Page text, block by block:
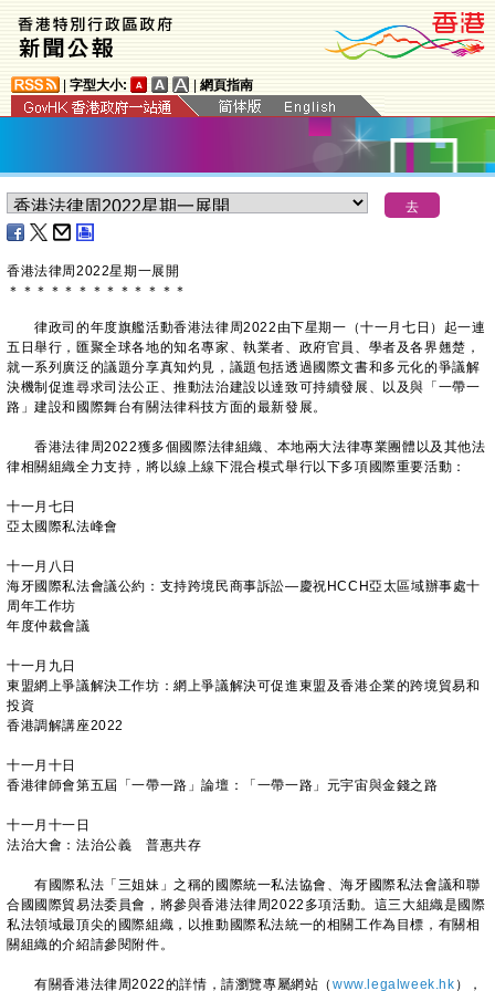
字型大小: 網頁指南
香港法律周2022星期一展開
＊ ＊ ＊ ＊ ＊ ＊ ＊ ＊ ＊ ＊ ＊ ＊ ＊
律政司的年度旗艦活動香港法律周2022由下星期一（十一月七日）起一連
五日舉行，匯聚全球各地的知名專家、執業者、政府官員、學者及各界翹楚，
就一系列廣泛的議題分享真知灼見，議題包括透過國際文書和多元化的爭議解
決機制促進尋求司法公正、推動法治建設以達致可持續發展、以及與「一帶一
路」建設和國際舞台有關法律科技方面的最新發展。
香港法律周2022獲多個國際法律組織、本地兩大法律專業團體以及其他法
律相關組織全力支持，將以線上線下混合模式舉行以下多項國際重要活動：
十一月七日
亞太國際私法峰會
十一月八日
海牙國際私法會議公約：支持跨境民商事訴訟—慶祝HCCH亞太區域辦事處十
周年工作坊
年度仲裁會議
十一月九日
東盟網上爭議解決工作坊：網上爭議解決可促進東盟及香港企業的跨境貿易和
投資
香港調解講座2022
十一月十日
香港律師會第五屆「一帶一路」論壇：「一帶一路」元宇宙與金錢之路
十一月十一日
法治大會：法治公義 普惠共存
有國際私法「三姐妹」之稱的國際統一私法協會、海牙國際私法會議和聯
合國國際貿易法委員會，將參與香港法律周2022多項活動。這三大組織是國際
私法領域最頂尖的國際組織，以推動國際私法統一的相關工作為目標，有關相
關組織的介紹請參閱附件。
有關香港法律周2022的詳情，請瀏覽專屬網站（ www.legalweek.hk ），